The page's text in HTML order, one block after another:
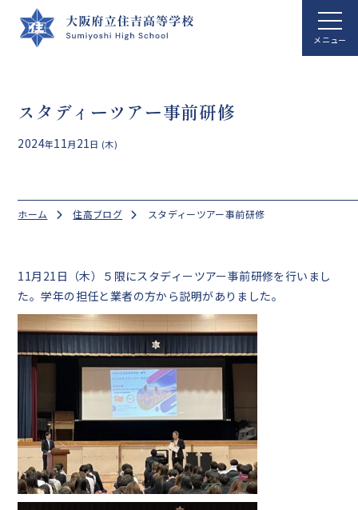
ホーム
学校案内
総合科学科
進路指導
クラブ活動
アクセス
中学生の皆様へ
在校生・保護者の皆様へ
卒業生の皆様へ
スタディーツアー事前研修
2024年11月21日 (木)
ホーム 住高ブログ スタディーツアー事前研修
11月21日（木）５限にスタディーツアー事前研修を行いまし
た。学年の担任と業者の方から説明がありました。